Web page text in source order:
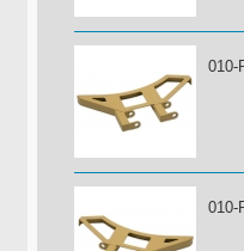
010-
010-